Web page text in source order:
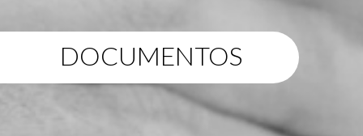
DOCUMENTOS